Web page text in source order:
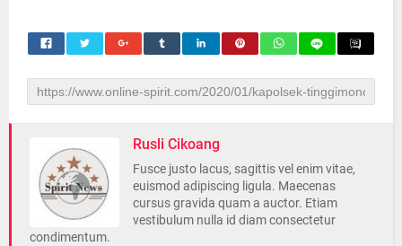
Rusli Cikoang
Fusce justo lacus, sagittis vel enim vitae,
euismod adipiscing ligula. Maecenas
cursus gravida quam a auctor. Etiam
vestibulum nulla id diam consectetur
condimentum.